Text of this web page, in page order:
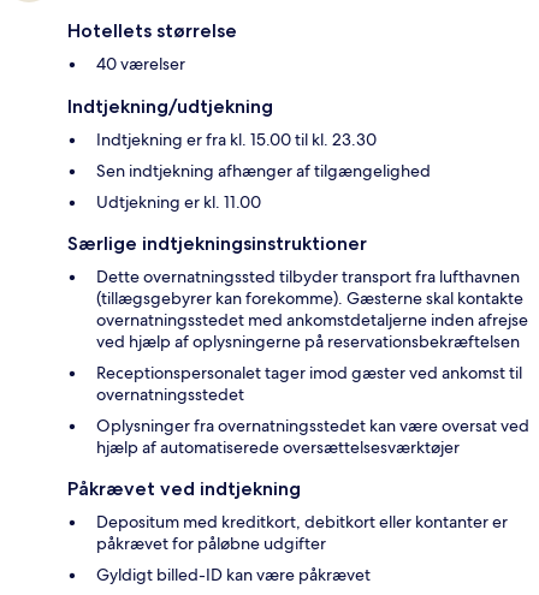
Hotellets størrelse
40 værelser
Indtjekning/udtjekning
Indtjekning er fra kl. 15.00 til kl. 23.30
Sen indtjekning afhænger af tilgængelighed
Udtjekning er kl. 11.00
Særlige indtjekningsinstruktioner
Dette overnatningssted tilbyder transport fra lufthavnen
(tillægsgebyrer kan forekomme). Gæsterne skal kontakte
overnatningsstedet med ankomstdetaljerne inden afrejse
ved hjælp af oplysningerne på reservationsbekræftelsen
Receptionspersonalet tager imod gæster ved ankomst til
overnatningsstedet
Oplysninger fra overnatningsstedet kan være oversat ved
hjælp af automatiserede oversættelsesværktøjer
Påkrævet ved indtjekning
Depositum med kreditkort, debitkort eller kontanter er
påkrævet for påløbne udgifter
Gyldigt billed-ID kan være påkrævet